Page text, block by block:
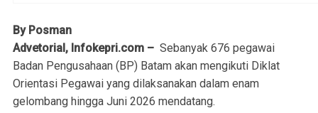
By Posman
Advetorial, Infokepri.com – Sebanyak 676 pegawai
Badan Pengusahaan (BP) Batam akan mengikuti Diklat
Orientasi Pegawai yang dilaksanakan dalam enam
gelombang hingga Juni 2026 mendatang.